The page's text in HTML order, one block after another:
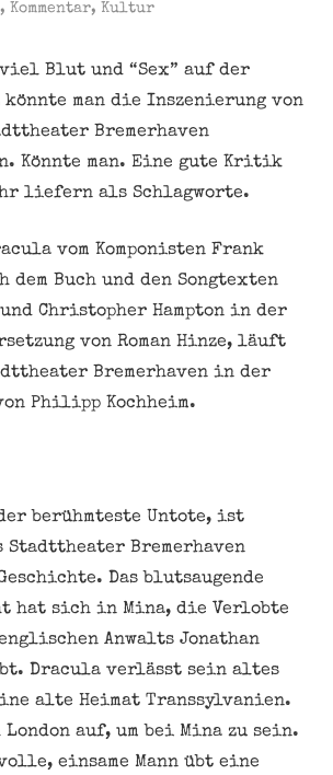
, Kommentar, Kultur
Blut und “Sex” auf der
könnte man die Inszenierung von
Bremerhaven
Könnte man. Eine gute Kritik
liefern als Schlagworte.
vom Komponisten Frank
dem Buch und den Songtexten
Christopher Hampton in der
von Roman Hinze, läuft
Bremerhaven in der
Philipp Kochheim.
berühmteste Untote, ist
Stadttheater Bremerhaven
Das blutsaugende
hat sich in Mina, die Verlobte
Anwalts Jonathan
Dracula verlässt sein altes
alte Heimat Transsylvanien.
auf, um bei Mina zu sein.
einsame Mann übt eine